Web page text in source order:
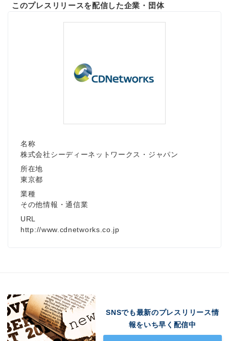
このプレスリリースを配信した企業・団体
名称
株式会社シーディーネットワークス・ジャパン
所在地
東京都
業種
その他情報・通信業
URL
http://www.cdnetworks.co.jp
SNSでも最新のプレスリリース情
報をいち早く配信中